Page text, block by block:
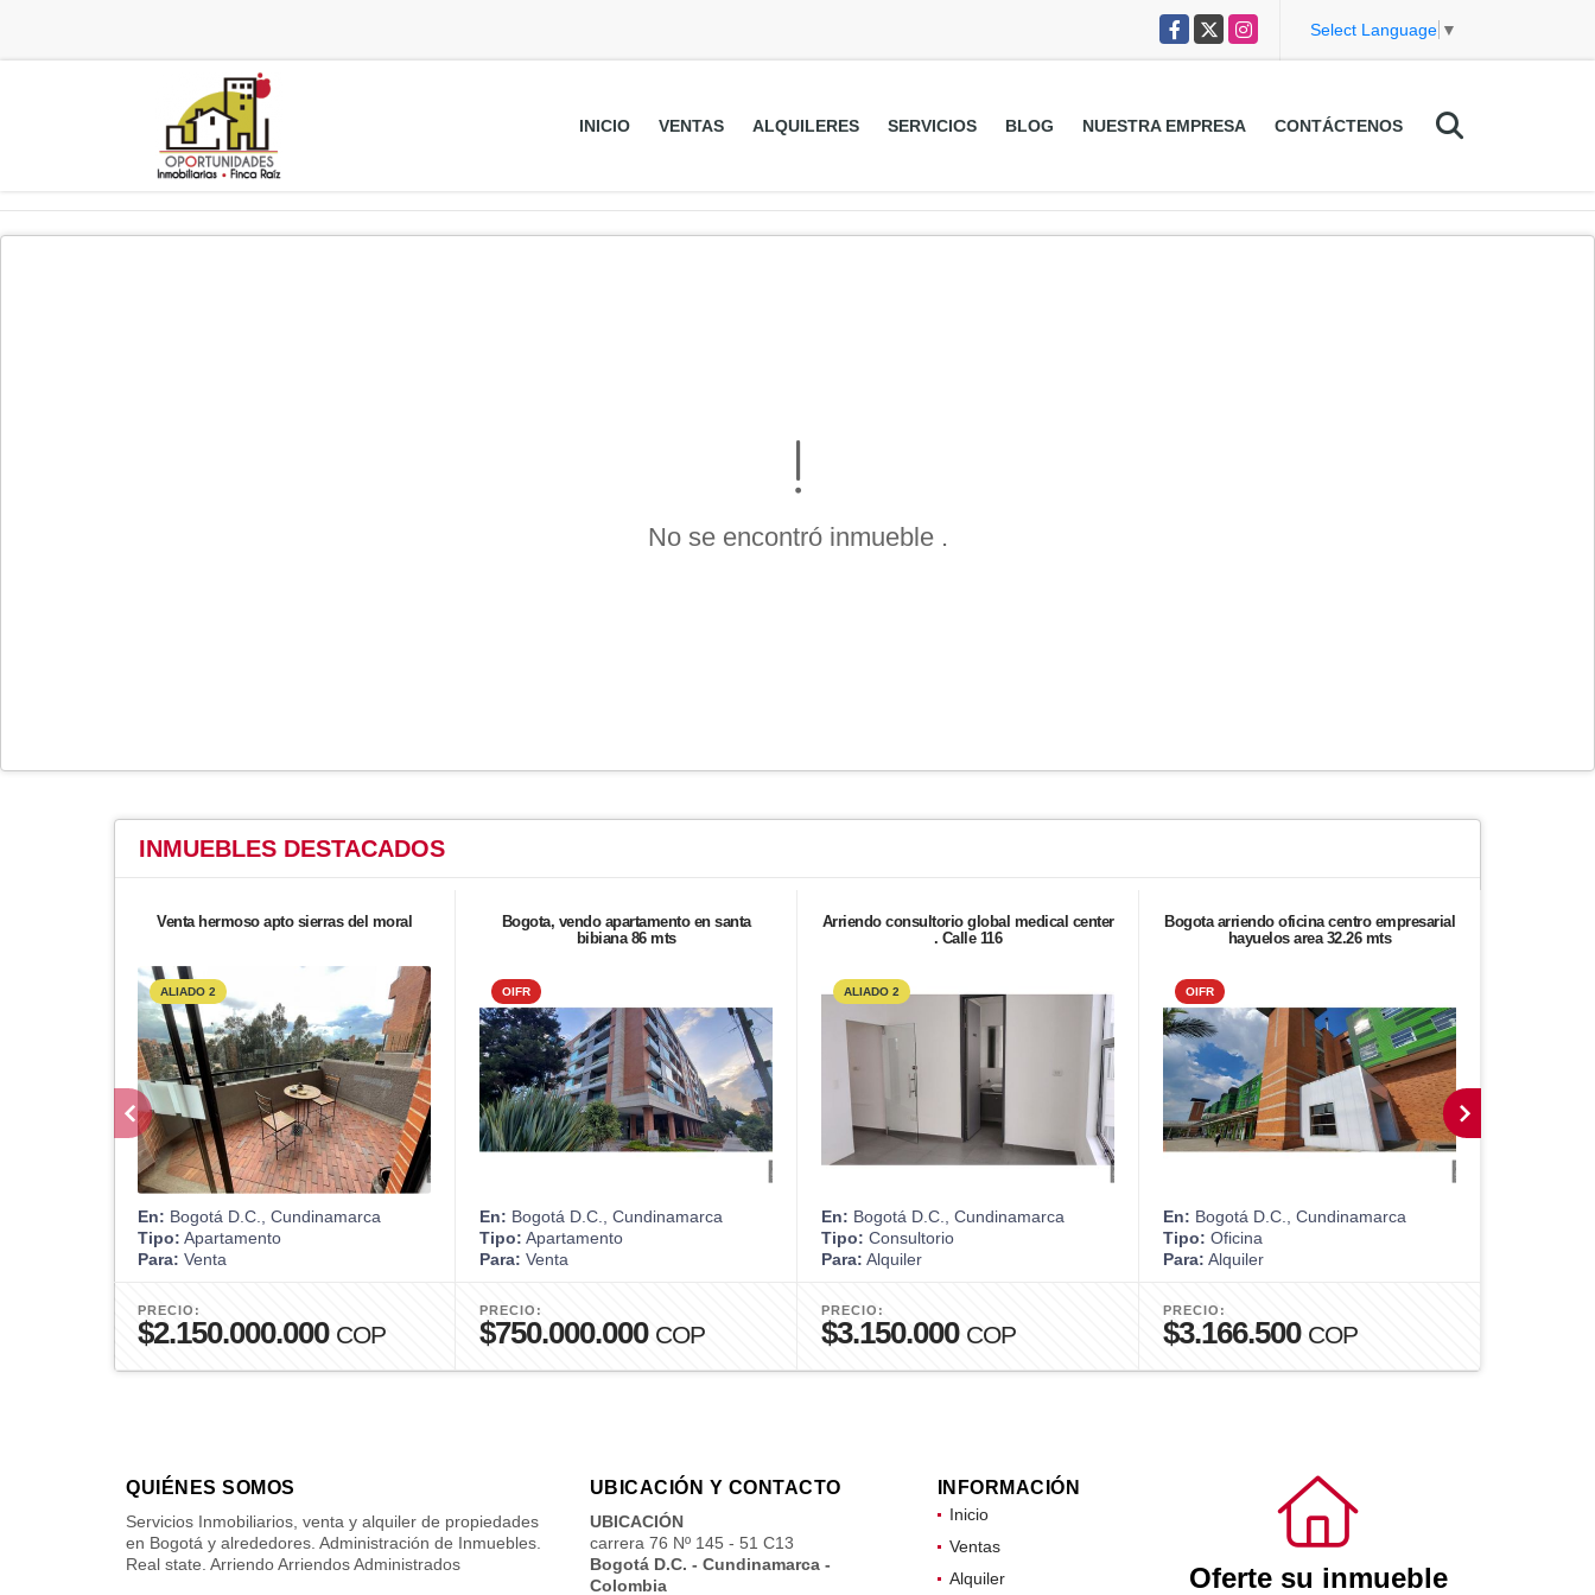
Facebook
X Instagram Select Language ▼
INICIO VENTAS ALQUILERES SERVICIOS BLOG NUESTRA EMPRESA CONTÁCTENOS
No se encontró inmueble .
INMUEBLES DESTACADOS
Venta hermoso apto sierras del moral
ALIADO 2
En: Bogotá D.C., Cundinamarca
Tipo: Apartamento
Para: Venta
PRECIO:
$2.150.000.000 COP
Bogota, vendo apartamento en santa
bibiana 86 mts
OIFR
En: Bogotá D.C., Cundinamarca
Tipo: Apartamento
Para: Venta
PRECIO:
$750.000.000 COP
Arriendo consultorio global medical center
. Calle 116
ALIADO 2
En: Bogotá D.C., Cundinamarca
Tipo: Consultorio
Para: Alquiler
PRECIO:
$3.150.000 COP
Bogota arriendo oficina centro empresarial
hayuelos area 32.26 mts
OIFR
En: Bogotá D.C., Cundinamarca
Tipo: Oficina
Para: Alquiler
PRECIO:
$3.166.500 COP
QUIÉNES SOMOS
Servicios Inmobiliarios, venta y alquiler de propiedades
en Bogotá y alrededores. Administración de Inmuebles.
Real state. Arriendo Arriendos Administrados
UBICACIÓN Y CONTACTO
UBICACIÓN
carrera 76 Nº 145 - 51 C13
Bogotá D.C. - Cundinamarca -
Colombia
INFORMACIÓN
Inicio
Ventas
Alquiler
Oferte su inmueble